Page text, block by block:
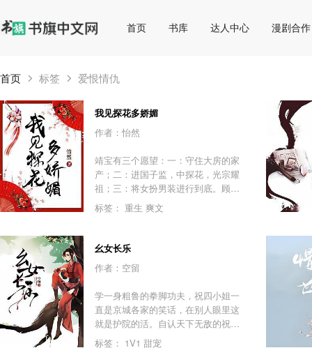
首页 书库 达人中心 漫剧合作
首页 标签 爱恨情仇
我见探花多娇媚
作者：怡然
靖宝有三个愿望：一：守住大房的家
产；二：进国子监，中探花，光宗耀
祖；三：将女扮男装进行到底。顾大
人也有三个愿望：一：帮某人守住家
产；二：帮某人中探花；三：把女扮
标签： 重生 爽文
幺女长乐
作者：空留
学一身粗鲁的拳脚功夫，祝四小姐一
直是京城各家的笑话，在别人眼里这
就是护院的活。自认天下无敌的祝长
乐不以为耻，反以为荣。不是谁都能
标签： 1V1 甜宠